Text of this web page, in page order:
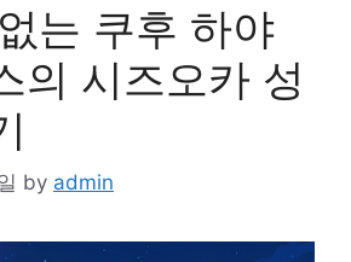
는 쿠후 하야
의 시즈오카 성
by admin